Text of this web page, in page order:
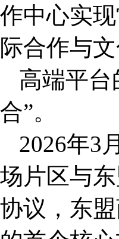
作中心实
际合作与
高端平台
合”。
2026年3
场片区与
协议，东